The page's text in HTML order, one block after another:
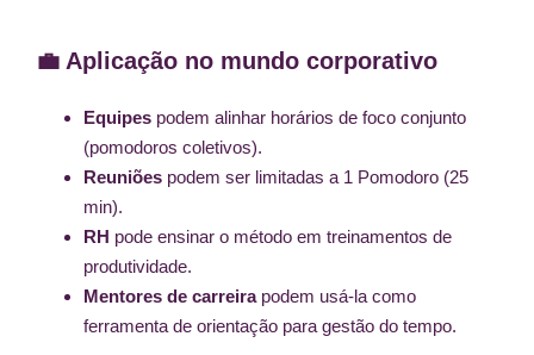
💼 Aplicação no mundo corporativo
Equipes podem alinhar horários de foco conjunto
(pomodoros coletivos).
Reuniões podem ser limitadas a 1 Pomodoro (25
min).
RH pode ensinar o método em treinamentos de
produtividade.
Mentores de carreirapodem usá-la como
ferramenta de orientação para gestão do tempo.